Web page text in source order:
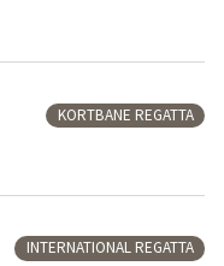
KORTBANE REGATTA
INTERNATIONAL REGATTA